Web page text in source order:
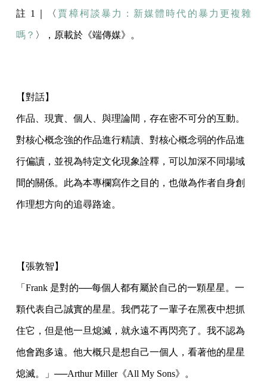
註 1｜〈 賈樟柯談暴力：新媒體時代的暴力更複雜
嗎？ 〉，原載於《端傳媒》。
【對話】
作品、現實、個人、與理論間，存在密不可分的互動。
對核心概念強的作品進行精讀、對核心概念弱的作品進
行偏讀，並視為特定文化現象詮釋，可以加深不同場域
間的關係。此為本專欄寫作之目的，也做為作者自身創
作理想方向的追尋路途。
【張敦智】
「Frank 是對的──每個人都有屬於自己的一顆星星。一
顆代表自己誠實的星星。我們花了一輩子在黑夜中想抓
住它，但是他一旦熄滅，就永遠不再閃亮了。我不認為
他會跑多遠。他大概只是想自己一個人，看著他的星星
熄滅。」──Arthur Miller《All My Sons》。